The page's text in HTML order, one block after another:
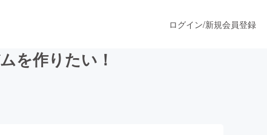
ログイン/新規会員登録
を作りたい！